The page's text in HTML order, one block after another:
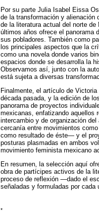
Por su parte Julia Isabel Eissa
de la transformación y alienación
de la literatura actual del norte
últimos años ofrece el panorama
sus pobladores. También como
los principales aspectos que la
como una novela donde varios
espacios donde se desarrolla la
Observamos así, junto con la
está sujeta a diversas
Finalmente, el artículo de
década pasada, y la edición de
panorama de proyectos
mexicanas, enfatizando aquellos
intercambio y de organización
cercanía entre movimientos
como resultado de éste― y el
posturas plasmadas en ambos
movimiento feminista mexicano
En resumen, la selección aquí
obra de partícipes activos de la
proceso de reflexión ―dado el
señaladas y formuladas por cada
*